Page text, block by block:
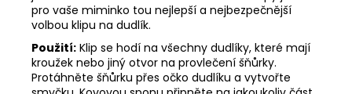
pro vaše miminko tou nejlepší a nejbezpečnější
volbou klipu na dudlík.
Použití: Klip se hodí na všechny dudlíky, které mají
kroužek nebo jiný otvor na provlečení šňůrky.
Protáhněte šňůrku přes očko dudlíku a vytvořte